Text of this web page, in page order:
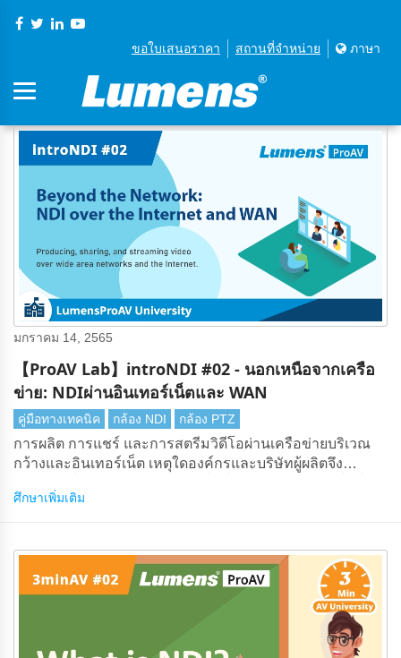
ขอใบเสนอราคา สถานที่จําหน่าย ภาษา
มกราคม 14, 2565
【ProAV Lab】introNDI #02 - นอกเหนือจากเครือ
ข่าย: NDIผ่านอินเทอร์เน็ตและ WAN
คู่มือทางเทคนิค กล้อง NDI กล้อง PTZ
การผลิต การแชร์ และการสตรีมวิดีโอผ่านเครือข่ายบริเวณ
กว้างและอินเทอร์เน็ต เหตุใดองค์กรและบริษัทผู้ผลิตจึง
การผลิตระยะไกล (REMI หรือแบบจําลองการรวมระยะไกล)
ศึกษาเพิ่มเติม